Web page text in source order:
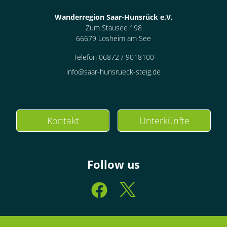
Wanderregion Saar-Hunsrück e.V.
Zum Stausee 198
66679 Losheim am See
Telefon 06872 / 9018100
info@saar-hunsrueck-steig.de
Kontakt Unterkünfte
Follow us